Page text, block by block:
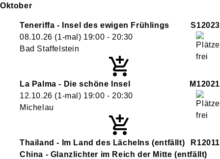
Oktober
Teneriffa - Insel des ewigen Frühlings
S12023
08.10.26 (1-mal) 19:00 - 20:30
Bad Staffelstein
La Palma - Die schöne Insel
M12021
12.10.26 (1-mal) 19:00 - 20:30
Michelau
Thailand - Im Land des Lächelns (entfällt)
R12011
China - Glanzlichter im Reich der Mitte (entfällt)